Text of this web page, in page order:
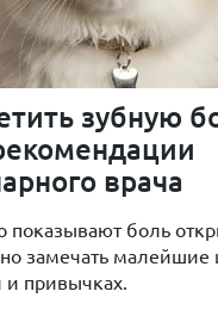
зубную
врача
показывают боль
замечать малейшие
и привычках.